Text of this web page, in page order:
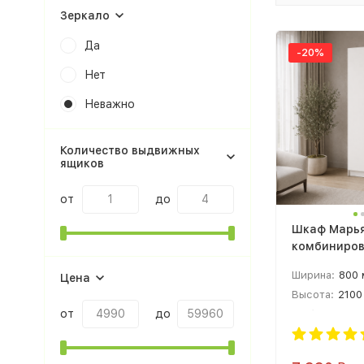
светлыми
шкаф с
В
другие
После
Шкафы-купе
Распашные
Угловые
Модели с
Шкафы с
«Как
-20%
Шкаф
Ширина: 800
Высота:
Зеркало
Да
Нет
Неважно
Количество выдвижных
ящиков
от до
Цена
от до